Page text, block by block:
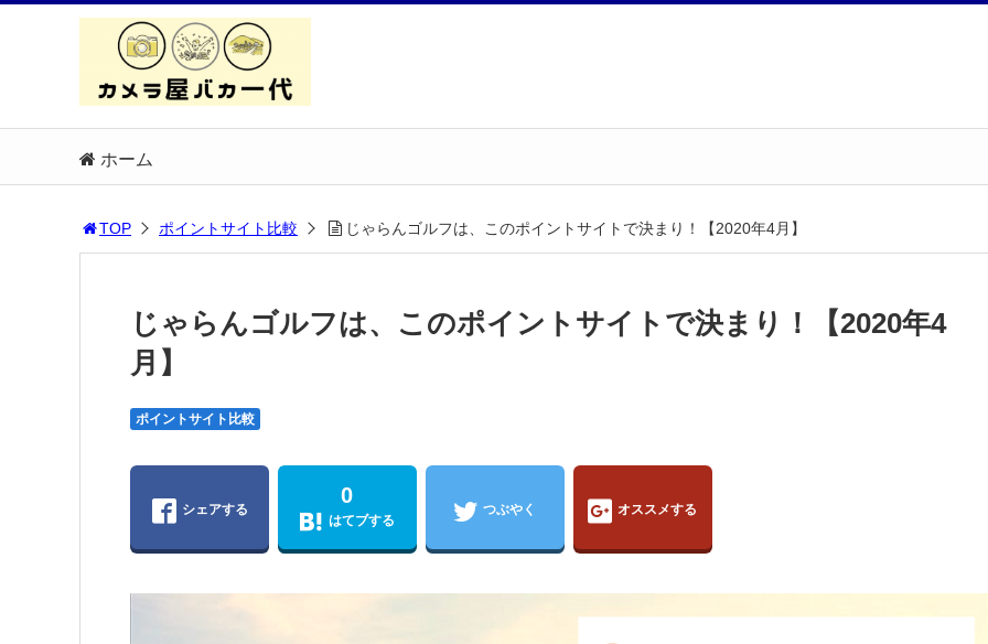
ホーム
TOP ポイントサイト比較 じゃらんゴルフは、このポイントサイトで決まり！【2020年4月】
じゃらんゴルフは、このポイントサイトで決まり！【2020年4
月】
ポイントサイト比較
シェアする
0
はてブする
つぶやく オススメする